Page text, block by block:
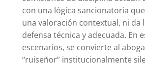
con una lógica sancionatoria
una valoración contextual, ni da
defensa técnica y adecuada. En
escenarios, se convierte al
“ruiseñor” institucionalmente